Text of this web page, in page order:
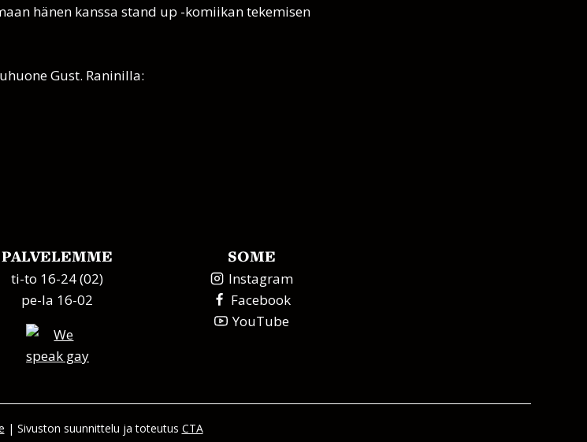
hänen kanssa stand up -komiikan tekemisen
Gust. Raninilla:
PALVELEMME
ti-to 16-24 (02)
pe-la 16-02
SOME
Instagram
Facebook
YouTube
| Sivuston suunnittelu ja toteutus CTA